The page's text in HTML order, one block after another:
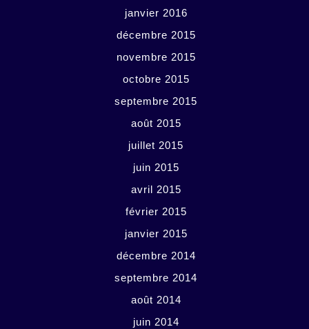
janvier 2016
décembre 2015
novembre 2015
octobre 2015
septembre 2015
août 2015
juillet 2015
juin 2015
avril 2015
février 2015
janvier 2015
décembre 2014
septembre 2014
août 2014
juin 2014